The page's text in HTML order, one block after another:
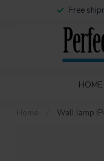
Free
HOME
Home Wall lamp